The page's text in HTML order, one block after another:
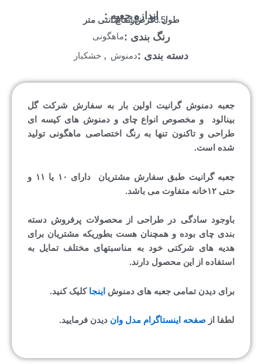
اندازه جعبه :36.5
19
7 طول :عرض :ارتفاع :سانتی متر
ماهگونیرنگ بندی :
دمنوش , خشکبار دسته بندی :
جعبه دمنوش گرانیت اولین بار به سفارش شرکت گل
بینالود و مخصوص انواع چای و دمنوش های کیسه ای
طراحی و تاکنون تنها به رنگ اختصاصی ماهگونی تولید
شده است.
جعبه گرانیت طبق سفارش مشتریان دارای ۱۰ یا ۱۱ و
حتی ۱۲خانه متفاوت می باشد.
باوجود سادگی در طراحی از محصولات پرفروش دسته
بندی چای بوده و همچنان هست بطوریکه مشتریان برای
هدیه های شرکتی خود به مناسبتهای مختلف تمایل به
استفاده از این محصول دارند.
برای دیدن تمامی جعبه های دمنوش اینجا کلیک کنید.
لطفا از صفحه اینستاگرام مدل وان دیدن فرمایید.